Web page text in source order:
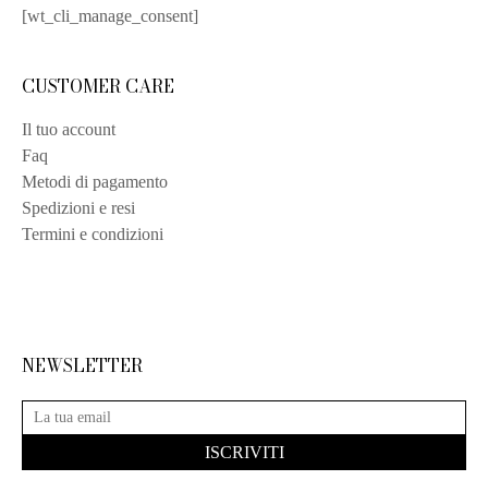
[wt_cli_manage_consent]
CUSTOMER CARE
Il tuo account
Faq
Metodi di pagamento
Spedizioni e resi
Termini e condizioni
NEWSLETTER